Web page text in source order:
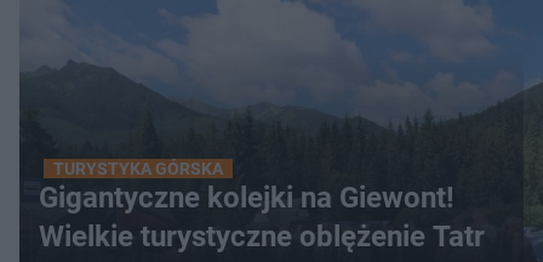
TURYSTYKA GÓRSKA
Gigantyczne kolejki na Giewont!
Wielkie turystyczne oblężenie Tatr